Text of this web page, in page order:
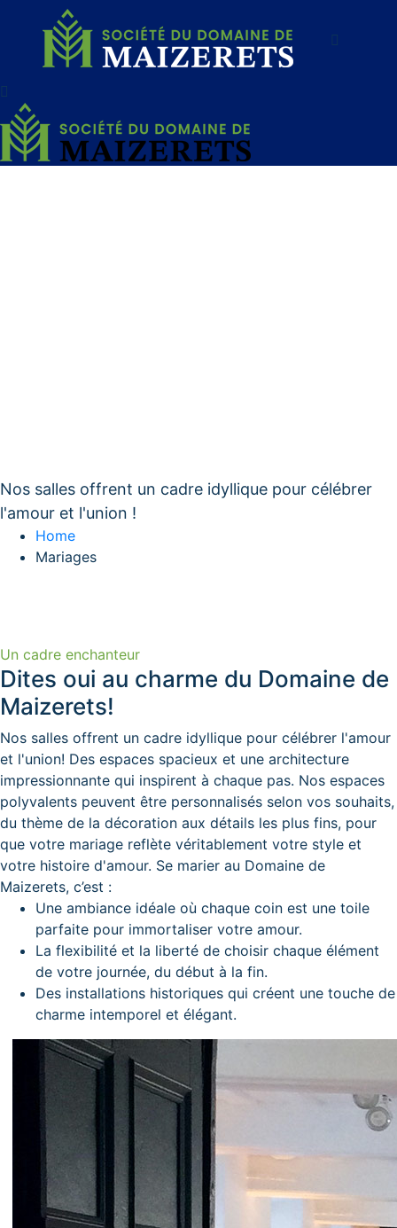
Nos salles offrent un cadre idyllique pour célébrer
l'amour et l'union !
Home
Mariages
Un cadre enchanteur
Dites oui au charme du Domaine de
Maizerets!
Nos salles offrent un cadre idyllique pour célébrer l'amour
et l'union! Des espaces spacieux et une architecture
impressionnante qui inspirent à chaque pas. Nos espaces
polyvalents peuvent être personnalisés selon vos souhaits,
du thème de la décoration aux détails les plus fins, pour
que votre mariage reflète véritablement votre style et
votre histoire d'amour. Se marier au Domaine de
Maizerets, c’est :
Une ambiance idéale où chaque coin est une toile
parfaite pour immortaliser votre amour.
La flexibilité et la liberté de choisir chaque élément
de votre journée, du début à la fin.
Des installations historiques qui créent une touche de
charme intemporel et élégant.